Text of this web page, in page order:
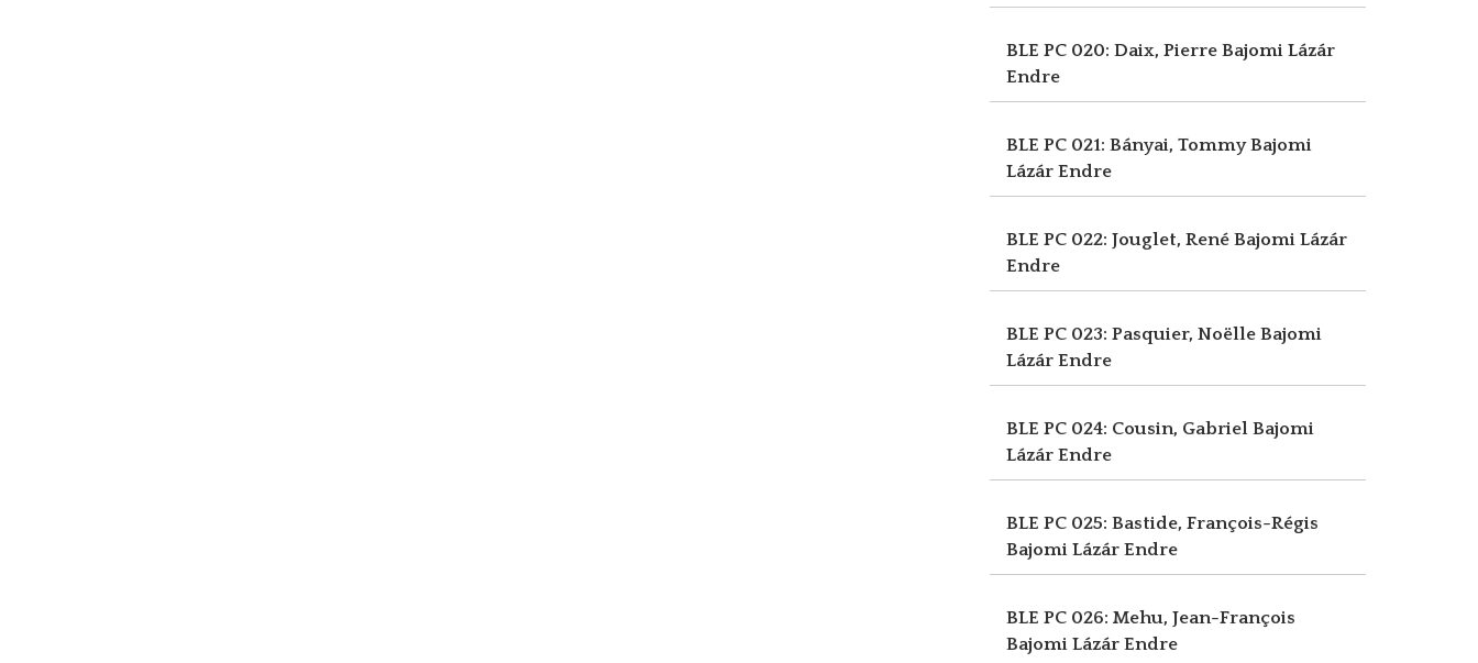
BLE PC 020: Daix, Pierre Bajomi Lázár
Endre
BLE PC 021: Bányai, TommyBajomi
Lázár Endre
BLE PC 022: Jouglet, René Bajomi Lázár
Endre
BLE PC 023: Pasquier, Noëlle Bajomi
Lázár Endre
BLE PC 024: Cousin, Gabriel Bajomi
Lázár Endre
BLE PC 025: Bastide, François-Régis
Bajomi Lázár Endre
BLE PC 026: Mehu, Jean-François
Bajomi Lázár Endre